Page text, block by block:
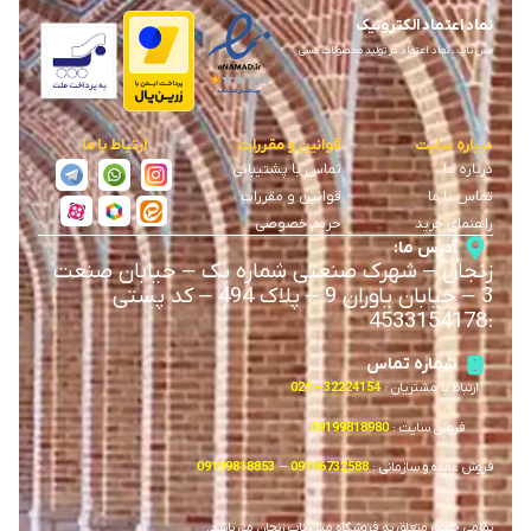
نماد اعتماد الکترونیک
مس ناب ، نماد اعتماد در تولید محصولات مسی
درباره سایت
درباره ما
تماس با ما
راهنمای خرید
قوانین و مقررات
تماس با پشتیبانی
قوانین و مقررات
حریم خصوصی
ارتباط با ما
آدرس ما:
زنجان–شهرک صنعتی شماره یک–خیابان صنعت
3
–خیابان یاوران 9 –
پلاک 494 – کد پستی
:
4533154178
شماره تماس
ارتباط با مشتریان : 32224154 – 024
فروش سایت :09199818980
فروش عمده و سازمانی :09196732588
–
09199818853